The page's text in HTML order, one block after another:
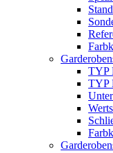
TYP
TYP